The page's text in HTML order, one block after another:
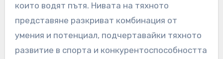
които водят пътя. Нивата на тяхното
представяне разкриват комбинация от
умения и потенциал, подчертавайки тяхното
развитие в спорта и конкурентоспособността